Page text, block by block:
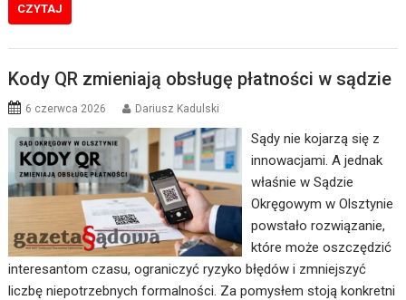
CZYTAJ
Kody QR zmieniają obsługę płatności w sądzie
6 czerwca 2026 Dariusz Kadulski
Sądy nie kojarzą się z
innowacjami. A jednak
właśnie w Sądzie
Okręgowym w Olsztynie
powstało rozwiązanie,
które może oszczędzić
interesantom czasu, ograniczyć ryzyko błędów i zmniejszyć
liczbę niepotrzebnych formalności. Za pomysłem stoją konkretni